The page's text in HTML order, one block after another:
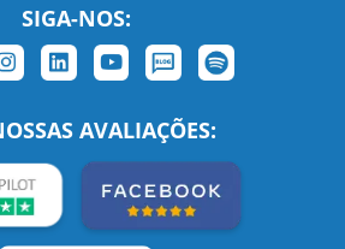
AVALIAÇÕES: